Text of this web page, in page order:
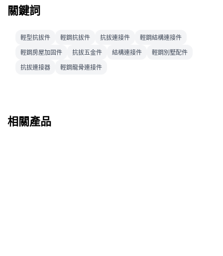
關鍵詞
輕型抗拔件 輕鋼抗拔件 抗拔連接件
輕鋼結構連接件
輕鋼房屋加固件
抗拔五金件 結構連接件
輕鋼別墅配件
抗拔連接器
輕鋼龍骨連接件
相關產品